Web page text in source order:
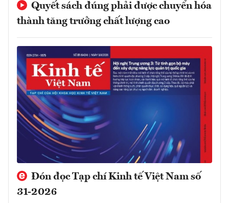
Quyết sách đúng phải được chuyển hóa
thành tăng trưởng chất lượng cao
Đón đọc Tạp chí Kinh tế Việt Nam số
31-2026